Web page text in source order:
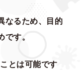
なるため、目的
す。
とは可能です